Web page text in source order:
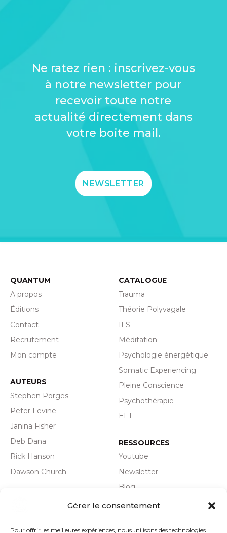
Gérer le consentement
Pour offrir les meilleures expériences, nous utilisons des technologies
Ne ratez rien : inscrivez-vous
à notre newsletter pour
recevoir toute notre
actualité directement dans
votre boite mail.
NEWSLETTER
QUANTUM
A propos
Éditions
Contact
Recrutement
Mon compte
AUTEURS
Stephen Porges
Peter Levine
Janina Fisher
Deb Dana
Rick Hanson
Dawson Church
CATALOGUE
Trauma
Théorie Polyvagale
IFS
Méditation
Psychologie énergétique
Somatic Experiencing
Pleine Conscience
Psychothérapie
EFT
RESSOURCES
Youtube
Newsletter
Blog
Actualité